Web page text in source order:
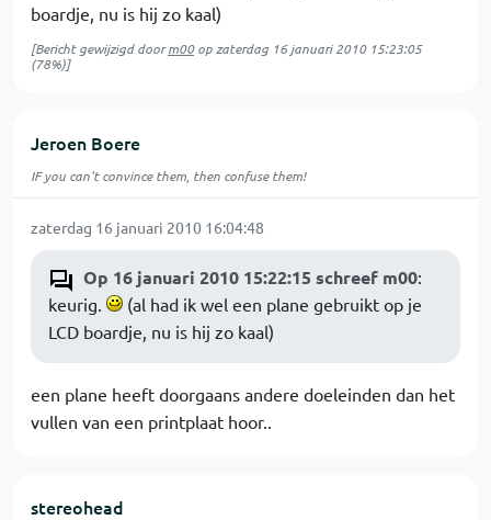
boardje, nu is hij zo kaal)
[Bericht gewijzigd doorm00op zaterdag 16 januari 2010 15:23:05
(78%)]
Jeroen Boere
IF you can't convince them, then confuse them!
zaterdag 16 januari 2010 16:04:48
Op 16 januari 2010 15:22:15 schreef m00:
keurig.
(al had ik wel een plane gebruikt op je
LCD boardje, nu is hij zo kaal)
een plane heeft doorgaans andere doeleinden dan het
vullen van een printplaat hoor..
stereohead